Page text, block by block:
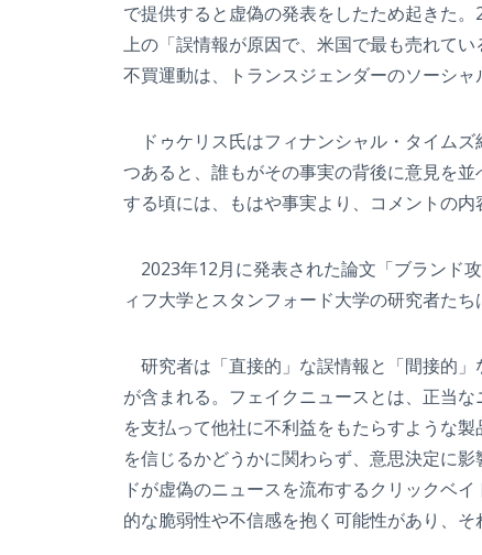
で提供すると虚偽の発表をしたため起きた
上の「誤情報が原因で、米国で最も売れて
不買運動は、トランスジェンダーのソーシ
ドゥケリス氏はフィナンシャル・タイム
つあると、誰もがその事実の背後に意見を
する頃には、もはや事実より、コメントの内
2023年12月に発表された論文「ブランド
ィフ大学とスタンフォード大学の研究者た
研究者は「直接的」な誤情報と「間接的」
が含まれる。フェイクニュースとは、正当
を支払って他社に不利益をもたらすような
を信じるかどうかに関わらず、意思決定に
ドが虚偽のニュースを流布するクリックベ
的な脆弱性や不信感を抱く可能性があり、